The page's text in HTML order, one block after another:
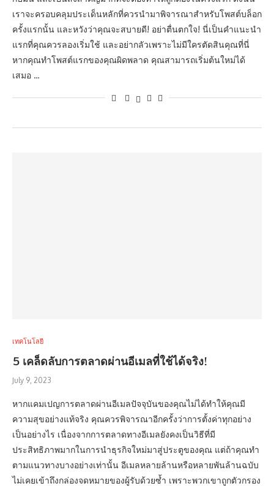
เราจะครอบคลุมประเด็นหลักที่ควรนำมาพิจารณาสำหรับโพสต์บล็อก
ครั้งแรกนั้น และหวังว่าคุณจะสบายดี! อย่าตื่นตกใจ! นี่เป็นคำแนะนำ
แรกที่คุณควรลองเริ่มใช้ และอย่ากลัวเพราะไม่มีใครตัดสินคุณที่นี่
หากคุณทำโพสต์แรกของคุณผิดพลาด คุณสามารถเริ่มต้นใหม่ได้
เสมอ …
เทคโนโลยี
5 เคล็ดลับการตลาดผ่านอีเมลที่ใช้ได้จริง!
July 9, 2023
หากแคมเปญการตลาดผ่านอีเมลปัจจุบันของคุณไม่ได้ทำให้คุณมี
ความสุขอย่างแท้จริง คุณควรพิจารณาอีกครั้งว่าการตั้งค่าทุกอย่าง
เป็นอย่างไร เนื่องจากการตลาดทางอีเมลยังคงเป็นวิธีที่มี
ประสิทธิภาพมากในการนำธุรกิจใหม่มาสู่ประตูของคุณ แต่ถ้าคุณทำ
ตามแนวทางบางอย่างเท่านั้น อีเมลหลายล้านหรือหลายพันล้านฉบับ
ไม่เคยเข้าถึงกล่องจดหมายของผู้รับด้วยซ้ำ เพราะพวกเขาถูกตัวกรอง